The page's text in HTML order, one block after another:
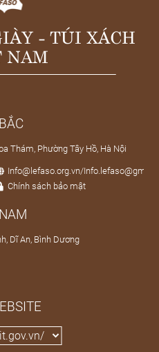
- TÚI XÁCH
NAM
Thám, Phường Tây Hồ, Hà Nội
Info@lefaso.org.vn/
Chính sách bảo mật
Dĩ An, Bình Dương